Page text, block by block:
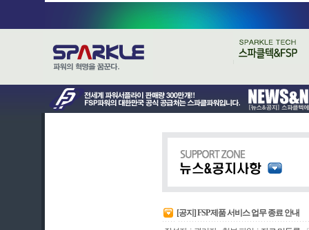
[공지] FSP 제품 서비스 업무 종료 안내